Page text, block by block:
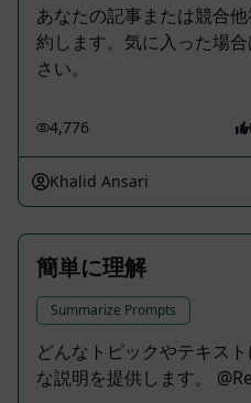
あなたの記事または競合
約します。気に入った場
さい。
4,776
Khalid Ansari
簡単に理解
Summarize Prompts
どんなトピックやテキス
な説明を提供します。